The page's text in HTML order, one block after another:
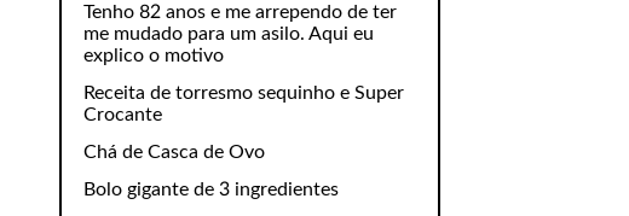
Tenho 82 anos e me arrependo de ter
me mudado para um asilo. Aqui eu
explico o motivo
Receita de torresmo sequinho e Super
Crocante
Chá de Casca de Ovo
Bolo gigante de 3 ingredientes